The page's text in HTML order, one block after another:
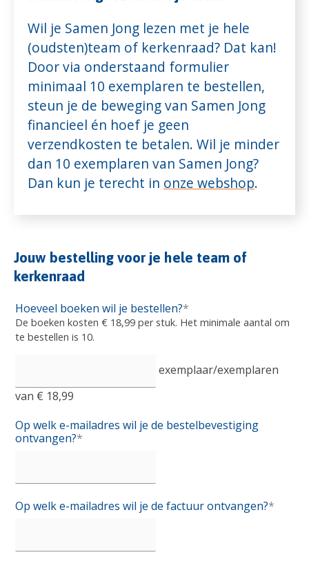
Wil je Samen Jong lezen met je hele
(oudsten)team of kerkenraad? Dat kan!
Door via onderstaand formulier
minimaal 10 exemplaren te bestellen,
steun je de beweging van Samen Jong
financieel én hoef je geen
verzendkosten te betalen. Wil je minder
dan 10 exemplaren van Samen Jong?
Dan kun je terecht in onze webshop.
Jouw bestelling voor je hele team of
kerkenraad
Hoeveel boeken wil je bestellen?*
De boeken kosten € 18,99 per stuk. Het minimale aantal om
te bestellen is 10.
exemplaar/exemplaren
van € 18,99
Op welk e-mailadres wil je de bestelbevestiging
ontvangen?*
Op welk e-mailadres wil je de factuur ontvangen?*